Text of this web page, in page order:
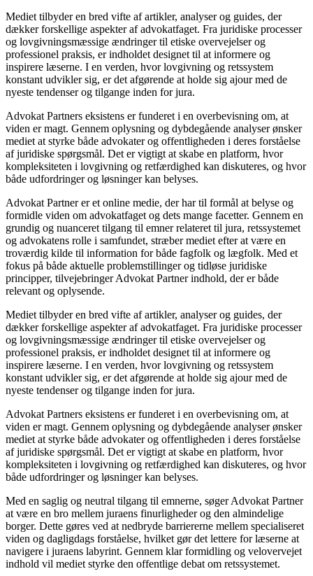
Mediet tilbyder en bred vifte af artikler, analyser og guides, der
dækker forskellige aspekter af advokatfaget. Fra juridiske processer
og lovgivningsmæssige ændringer til etiske overvejelser og
professionel praksis, er indholdet designet til at informere og
inspirere læserne. I en verden, hvor lovgivning og retssystem
konstant udvikler sig, er det afgørende at holde sig ajour med de
nyeste tendenser og tilgange inden for jura.
Advokat Partners eksistens er funderet i en overbevisning om, at
viden er magt. Gennem oplysning og dybdegående analyser ønsker
mediet at styrke både advokater og offentligheden i deres forståelse
af juridiske spørgsmål. Det er vigtigt at skabe en platform, hvor
kompleksiteten i lovgivning og retfærdighed kan diskuteres, og hvor
både udfordringer og løsninger kan belyses.
Advokat Partner er et online medie, der har til formål at belyse og
formidle viden om advokatfaget og dets mange facetter. Gennem en
grundig og nuanceret tilgang til emner relateret til jura, retssystemet
og advokatens rolle i samfundet, stræber mediet efter at være en
troværdig kilde til information for både fagfolk og lægfolk. Med et
fokus på både aktuelle problemstillinger og tidløse juridiske
principper, tilvejebringer Advokat Partner indhold, der er både
relevant og oplysende.
Mediet tilbyder en bred vifte af artikler, analyser og guides, der
dækker forskellige aspekter af advokatfaget. Fra juridiske processer
og lovgivningsmæssige ændringer til etiske overvejelser og
professionel praksis, er indholdet designet til at informere og
inspirere læserne. I en verden, hvor lovgivning og retssystem
konstant udvikler sig, er det afgørende at holde sig ajour med de
nyeste tendenser og tilgange inden for jura.
Advokat Partners eksistens er funderet i en overbevisning om, at
viden er magt. Gennem oplysning og dybdegående analyser ønsker
mediet at styrke både advokater og offentligheden i deres forståelse
af juridiske spørgsmål. Det er vigtigt at skabe en platform, hvor
kompleksiteten i lovgivning og retfærdighed kan diskuteres, og hvor
både udfordringer og løsninger kan belyses.
Med en saglig og neutral tilgang til emnerne, søger Advokat Partner
at være en bro mellem juraens finurligheder og den almindelige
borger. Dette gøres ved at nedbryde barriererne mellem specialiseret
viden og dagligdags forståelse, hvilket gør det lettere for læserne at
navigere i juraens labyrint. Gennem klar formidling og velovervejet
indhold vil mediet styrke den offentlige debat om retssystemet.